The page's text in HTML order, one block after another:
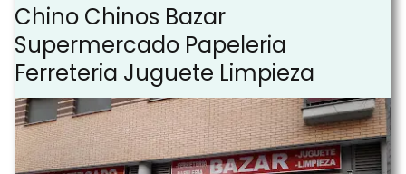
Chino Chinos Bazar
Supermercado Papeleria
Ferreteria Juguete Limpieza